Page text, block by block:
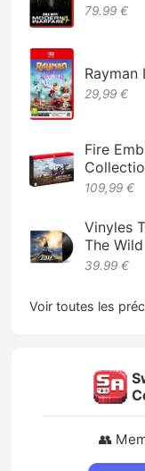
79.99 €
Rayman
29,99 €
Fire
109,99 €
Vinyles
The
39.99 €
Voir toutes les
👥